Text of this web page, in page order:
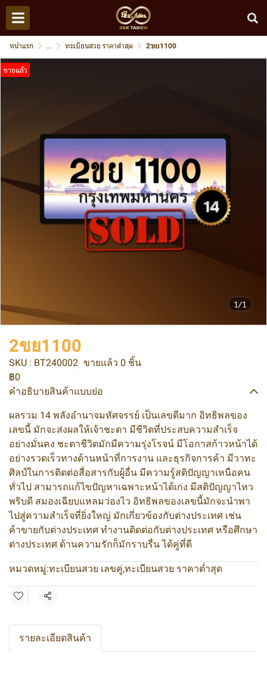
หน้าแรก ... ทะเบียนสวย ราคาต่ำสุด 2ขย1100
1/1
ขายแล้ว
2ขย1100
SKU : BT240002 ขายแล้ว 0 ชิ้น
฿0
คำอธิบายสินค้าแบบย่อ
ผลรวม 14 พลังอำนาจมหัศจรรย์ เป็นเลขดีมาก อิทธิพลของ
เลขนี้ มักจะส่งผลให้เจ้าชะตา มีชีวิตที่ประสบความสำเร็จ
อย่างมั่นคง ชะตาชีวิตมักมีความรุ่งโรจน์ มีโอกาสก้าวหน้าได้
อย่างรวดเร็วทางด้านหน้าที่การงาน และธุรกิจการค้า มีวาทะ
ศิลป์ในการติดต่อสื่อสารกับผู้อื่น มีความรู้สติปัญญาเหนือคน
ทั่วไป สามารถแก้ไขปัญหาเฉพาะหน้าได้เก่ง มีสติปัญญาไหว
พริบดี สมองเฉียบแหลมว่องไว อิทธิพลของเลขนี้มักจะนำพา
ไปสู่ความสำเร็จที่ยิ่งใหญ่ มักเกี่ยวข้องกับต่างประเทศ เช่น
ค้าขายกับต่างประเทศ ทำงานติดต่อกับต่างประเทศ หรือศึกษา
ต่างประเทศ ด้านความรักก็มักราบรื่น ได้คู่ที่ดี
หมวดหมู่:ทะเบียนสวย เลขคู่,ทะเบียนสวย ราคาต่ำสุด
แชร์
รายละเอียดสินค้า